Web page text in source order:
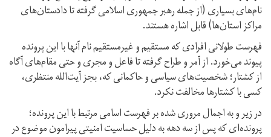
نام‌های بسیاری (از جمله رهبر جمهوری اسلامی گرفته تا دادستان‌های
مراکز استان‌ها) قابل اشاره هستند.
فهرست طولانی افرادی که مستقیم و غیرمستقیم نام آنها با این پرونده
پیوند می‌خورد. از آمر و طراح گرفته تا فاعل و مجری و حتی مقام‌های آگاه
از کشتار؛ شخصیت‌های سیاسی و حاکمانی که، بجز آیت‌الله منتظری،
کسی با کشتارها مخالفت نکرد.
در زیر و به اجمال مروری شده بر فهرست اسامی مرتبط با این پرونده؛
پرونده‌ای که پس از سه دهه به دلیل حساسیت امنیتی پیرامون موضوع در